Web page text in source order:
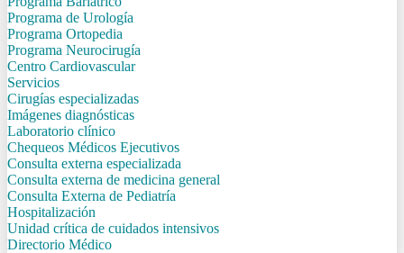
Programa de Urología
Programa Ortopedia
Programa Neurocirugía
Centro Cardiovascular
Servicios
Cirugías especializadas
Imágenes diagnósticas
Laboratorio clínico
Chequeos Médicos Ejecutivos
Consulta externa especializada
Consulta externa de medicina general
Consulta Externa de Pediatría
Hospitalización
Unidad crítica de cuidados intensivos
Directorio Médico